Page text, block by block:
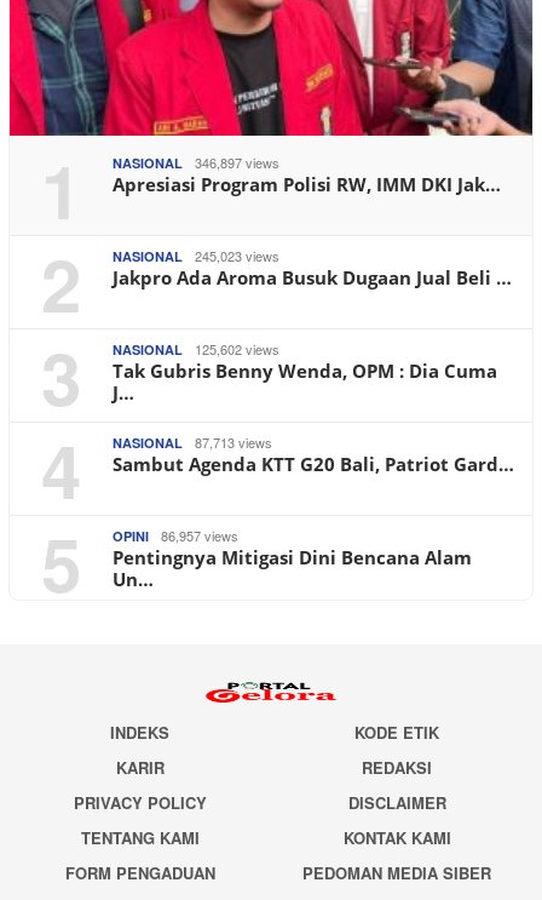
1 NASIONAL 346,897 views
Apresiasi Program Polisi RW, IMM DKI Jak…
2 NASIONAL 245,023 views
Jakpro Ada Aroma Busuk Dugaan Jual Beli …
3 NASIONAL 125,602 views
Tak Gubris Benny Wenda, OPM : Dia Cuma
J…
4 NASIONAL 87,713 views
Sambut Agenda KTT G20 Bali, Patriot Gard…
5 OPINI 86,957 views
Pentingnya Mitigasi Dini Bencana Alam
Un…
INDEKS
KODE ETIK
KARIR
REDAKSI
PRIVACY POLICY
DISCLAIMER
TENTANG KAMI
KONTAK KAMI
FORM PENGADUAN
PEDOMAN MEDIA SIBER